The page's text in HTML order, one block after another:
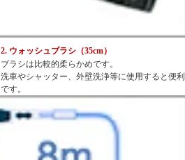
2. ウォッシュブラシ（35cm）
ブラシは比較的柔らかめです。
洗車やシャッター、外壁洗浄等に使用すると便利
です。